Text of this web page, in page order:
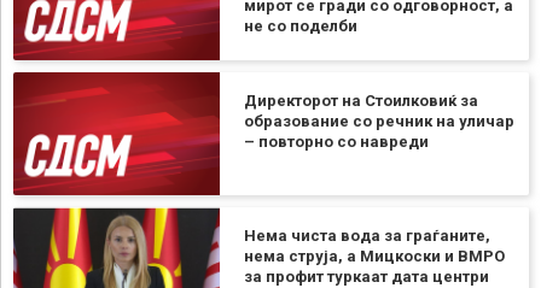
мирот се гради со одговорност, а
не со поделби
Директорот на Стоилковиќ за
образование со речник на уличар
– повторно со навреди
Нема чиста вода за граѓаните,
нема струја, а Мицкоски и ВМРО
за профит туркаат дата центри